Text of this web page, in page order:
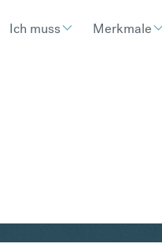
Ich muss Merkmale